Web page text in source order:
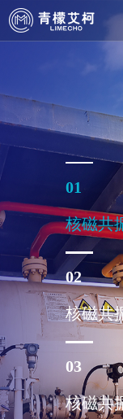
01
核磁共
02
核磁共
03
核磁共